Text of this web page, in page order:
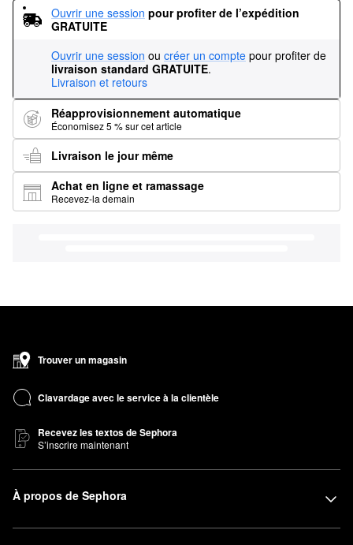
Ouvrir une session pour profiter de l’expédition
GRATUITE
Ouvrir une session ou créer un compte pour profiter de
livraison standard GRATUITE.
Livraison et retours
Réapprovisionnement automatique
Économisez 5 % sur cet article
Livraison le jour même
Achat en ligne et ramassage
Recevez-la demain
Trouver un magasin
Clavardage avec le service à la clientèle
Recevez les textos de Sephora
S’inscrire maintenant
À propos de Sephora